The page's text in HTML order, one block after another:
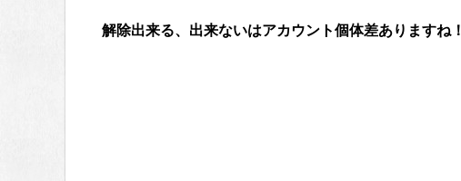
解除出来る、出来ないはアカウント個体差ありますね！